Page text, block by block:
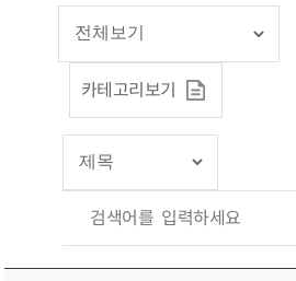
카테고리보기
검색어를 입력하세요